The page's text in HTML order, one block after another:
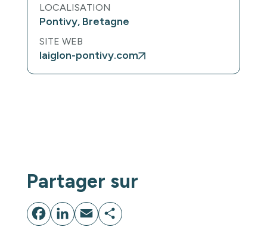
LOCALISATION
Pontivy, Bretagne
SITE WEB
laiglon-pontivy.com
Partager sur
Facebook
LinkedIn
EmailPartager